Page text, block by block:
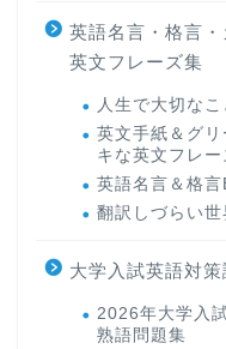
英語名言・格言
英文フレーズ集
人生で大切な
英文手紙＆グ
キな英文フレー
英語名言＆格
翻訳しづらい
大学入試英語対策
2026年大学入
熟語問題集